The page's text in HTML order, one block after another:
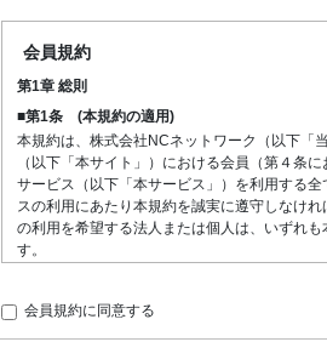
会員規約
第1章 総則
■第1条 (本規約の適用)
本規約は、株式会社NCネットワーク（以下「
（以下「本サイト」）における会員（第４条
サービス（以下「本サービス」）を利用する
スの利用にあたり本規約を誠実に遵守しなけ
の利用を希望する法人または個人は、いずれ
す。
当社は、状況の変化その他の相当の事由が
会員規約に同意する